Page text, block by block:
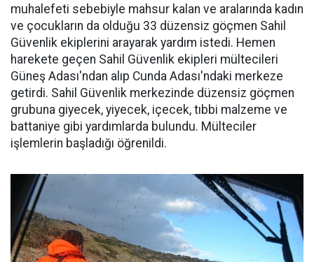
muhalefeti sebebiyle mahsur kalan ve aralarında kadın
ve çocukların da olduğu 33 düzensiz göçmen Sahil
Güvenlik ekiplerini arayarak yardım istedi. Hemen
harekete geçen Sahil Güvenlik ekipleri mültecileri
Güneş Adası'ndan alıp Cunda Adası'ndaki merkeze
getirdi. Sahil Güvenlik merkezinde düzensiz göçmen
grubuna giyecek, yiyecek, içecek, tıbbi malzeme ve
battaniye gibi yardımlarda bulundu. Mülteciler
işlemlerin başladığı öğrenildi.